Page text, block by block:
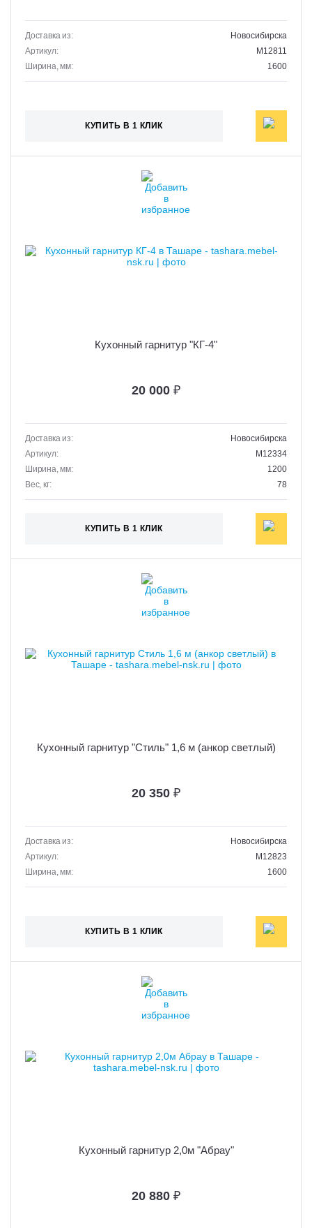
Доставка из:
Новосибирска
Артикул:
M12811
Ширина, мм:
1600
КУПИТЬ В 1 КЛИК
Кухонный гарнитур "КГ-4"
20 000 ₽
Доставка из:
Новосибирска
Артикул:
M12334
Ширина, мм:
1200
Вес, кг:
78
КУПИТЬ В 1 КЛИК
Кухонный гарнитур "Стиль" 1,6 м (анкор светлый)
20 350 ₽
Доставка из:
Новосибирска
Артикул:
M12823
Ширина, мм:
1600
КУПИТЬ В 1 КЛИК
Кухонный гарнитур 2,0м "Абрау"
20 880 ₽